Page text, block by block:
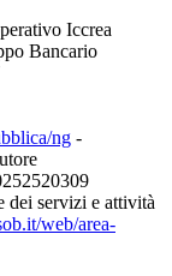
Iccrea
Bancario
ng -
dei servizi e attività
web/area-